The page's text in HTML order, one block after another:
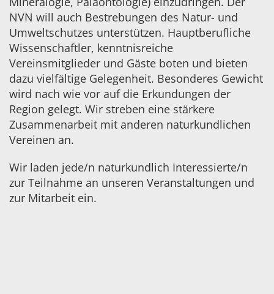
NVN will auch Bestrebungen des Natur- und
Umweltschutzes unterstützen. Hauptberufliche
Wissenschaftler, kenntnisreiche
Vereinsmitglieder und Gäste boten und bieten
dazu vielfältige Gelegenheit. Besonderes Gewicht
wird nach wie vor auf die Erkundungen der
Region gelegt. Wir streben eine stärkere
Zusammenarbeit mit anderen naturkundlichen
Vereinen an.
Wir laden jede/n naturkundlich Interessierte/n
zur Teilnahme an unseren Veranstaltungen und
zur Mitarbeit ein.